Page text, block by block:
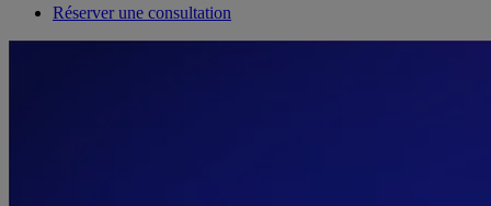
Réserver une consultation